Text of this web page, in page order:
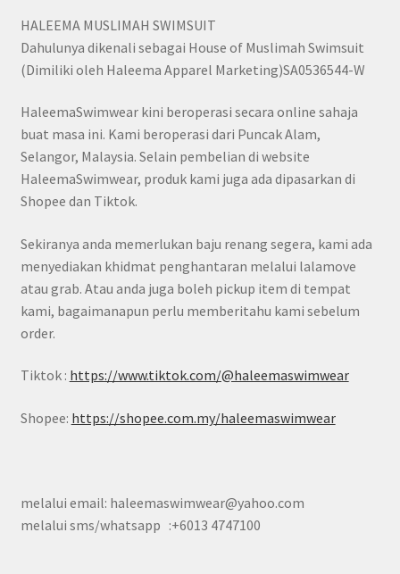
HALEEMA MUSLIMAH SWIMSUIT
Dahulunya dikenali sebagai House of Muslimah Swimsuit
(Dimiliki oleh Haleema Apparel Marketing)SA0536544-W
HaleemaSwimwear kini beroperasi secara online sahaja
buat masa ini. Kami beroperasi dari Puncak Alam,
Selangor, Malaysia. Selain pembelian di website
HaleemaSwimwear, produk kami juga ada dipasarkan di
Shopee dan Tiktok.
Sekiranya anda memerlukan baju renang segera, kami ada
menyediakan khidmat penghantaran melalui lalamove
atau grab. Atau anda juga boleh pickup item di tempat
kami, bagaimanapun perlu memberitahu kami sebelum
order.
Tiktok : https://www.tiktok.com/@haleemaswimwear
Shopee: https://shopee.com.my/haleemaswimwear
melalui email: haleemaswimwear@yahoo.com
melalui sms/whatsapp :+6013 4747100